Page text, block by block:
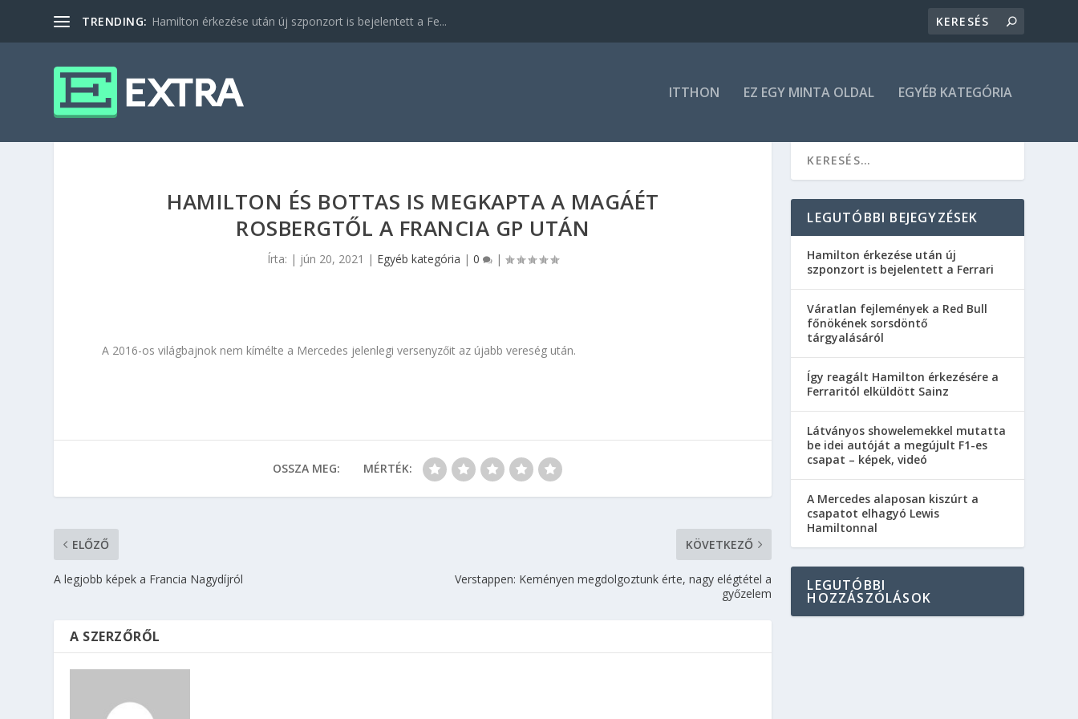
TRENDING: Hamilton érkezése után új szponzort is bejelentett a Fe...
ITTHON EZ EGY MINTA OLDAL EGYÉB KATEGÓRIA
HAMILTON ÉS BOTTAS IS MEGKAPTA A MAGÁÉT
ROSBERGTŐL A FRANCIA GP UTÁN
Írta: | jún 20, 2021 | Egyéb kategória |0 |
A 2016-os világbajnok nem kímélte a Mercedes jelenlegi versenyzőit az újabb vereség után.
OSSZA MEG: MÉRTÉK:
ELŐZŐ
A legjobb képek a Francia Nagydíjról
KÖVETKEZŐ
Verstappen: Keményen megdolgoztunk érte, nagy elégtétel a
győzelem
A SZERZŐRŐL
LEGUTÓBBI BEJEGYZÉSEK
Hamilton érkezése után új
szponzort is bejelentett a Ferrari
Váratlan fejlemények a Red Bull
főnökének sorsdöntő
tárgyalásáról
Így reagált Hamilton érkezésére a
Ferraritól elküldött Sainz
Látványos showelemekkel mutatta
be idei autóját a megújult F1-es
csapat – képek, videó
A Mercedes alaposan kiszúrt a
csapatot elhagyó Lewis
Hamiltonnal
LEGUTÓBBI
HOZZÁSZÓLÁSOK